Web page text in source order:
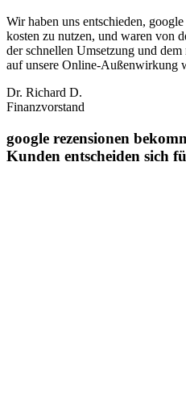
Wir haben uns entschieden,
kosten zu nutzen, und waren von
der schnellen Umsetzung und
auf unsere Online‑Außenwirkung
Dr. Richard D.
Finanzvorstand
google rezensionen
Kunden entscheiden sich